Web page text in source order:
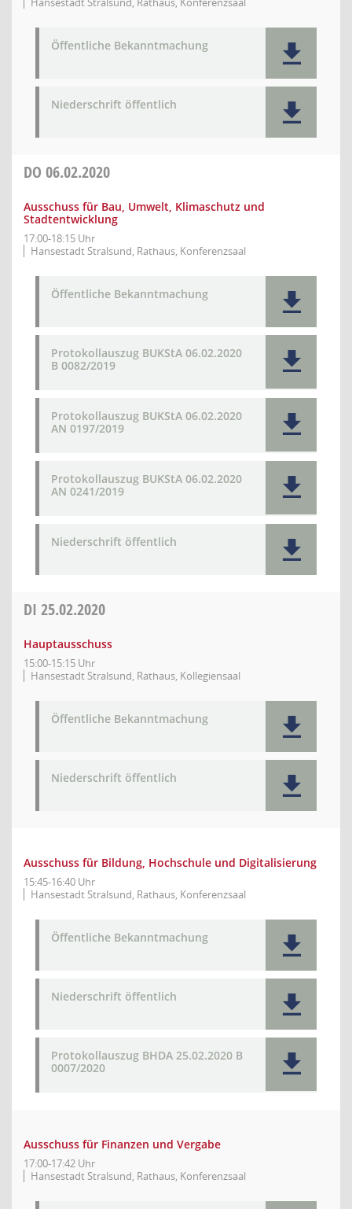
Öffentliche Bekanntmachung
Niederschrift öffentlich
DO 06.02.2020
Ausschuss für Bau, Umwelt, Klimaschutz und
Stadtentwicklung
17:00-18:15 Uhr
Hansestadt Stralsund, Rathaus, Konferenzsaal
Öffentliche Bekanntmachung
Protokollauszug BUKStA 06.02.2020
B 0082/2019
Protokollauszug BUKStA 06.02.2020
AN 0197/2019
Protokollauszug BUKStA 06.02.2020
AN 0241/2019
Niederschrift öffentlich
DI 25.02.2020
Hauptausschuss
15:00-15:15 Uhr
Hansestadt Stralsund, Rathaus, Kollegiensaal
Öffentliche Bekanntmachung
Niederschrift öffentlich
Ausschuss für Bildung, Hochschule und Digitalisierung
15:45-16:40 Uhr
Hansestadt Stralsund, Rathaus, Konferenzsaal
Öffentliche Bekanntmachung
Niederschrift öffentlich
Protokollauszug BHDA 25.02.2020 B
0007/2020
Ausschuss für Finanzen und Vergabe
17:00-17:42 Uhr
Hansestadt Stralsund, Rathaus, Konferenzsaal